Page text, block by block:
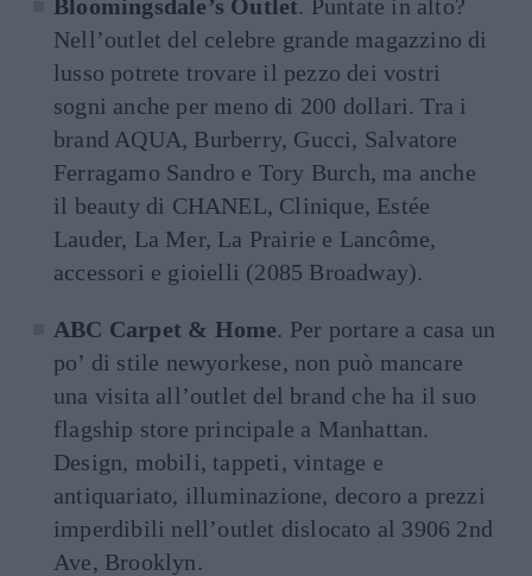
Bloomingsdale’s Outlet. Puntate in alto?
Nell’outlet del celebre grande magazzino di
lusso potrete trovare il pezzo dei vostri
sogni anche per meno di 200 dollari. Tra i
brand AQUA, Burberry, Gucci, Salvatore
Ferragamo Sandro e Tory Burch, ma anche
il beauty di CHANEL, Clinique, Estée
Lauder, La Mer, La Prairie e Lancôme,
accessori e gioielli (2085 Broadway).
ABC Carpet & Home. Per portare a casa un
po’ di stile newyorkese, non può mancare
una visita all’outlet del brand che ha il suo
flagship store principale a Manhattan.
Design, mobili, tappeti, vintage e
antiquariato, illuminazione, decoro a prezzi
imperdibili nell’outlet dislocato al 3906 2nd
Ave, Brooklyn.